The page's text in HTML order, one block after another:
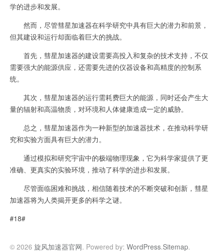
学的进步和发展。
然而，尽管彗星加速器在科学研究中具有巨大的潜力和前景，
但其建设和运行却面临着巨大的挑战。
首先，彗星加速器的建设需要高投入和复杂的技术支持，不仅
需要强大的能源供应，还需要先进的仪器设备和高精度的控制系
统。
其次，彗星加速器的运行需耗费巨大的能源，同时还会产生大
量的辐射和高温物质，对环境和人体健康造成一定的威胁。
总之，彗星加速器作为一种新型的加速器技术，在推动科学研
究和实验方面具有巨大的潜力。
通过模拟和研究宇宙中的极端物理现象，它为科学家提供了更
准确、更真实的实验环境，推动了科学的进步和发展。
尽管面临困难和挑战，相信随着技术的不断突破和创新，彗星
加速器将为人类揭开更多的科学之谜。
#18#
© 2026 旋风加速器官网. Powered by: WordPress.Sitemap.